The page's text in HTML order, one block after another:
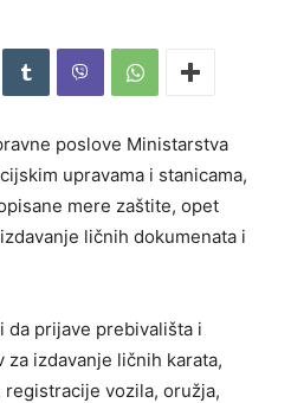
poslove Ministarstva
upravama i stanicama,
mere zaštite, opet
ličnih dokumenata i
da prijave prebivališta i
izdavanje ličnih karata,
registracije vozila, oružja,